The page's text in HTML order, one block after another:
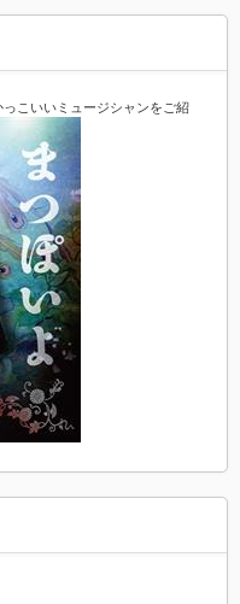
こいいミュージシャンをご紹